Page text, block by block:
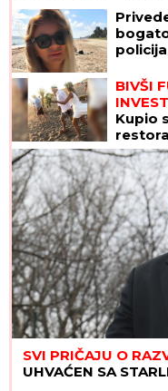
BIVŠI
Kupio
SVI PRIČAJU O
UHVAĆEN SA